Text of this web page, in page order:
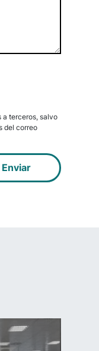
a terceros, salvo
del correo